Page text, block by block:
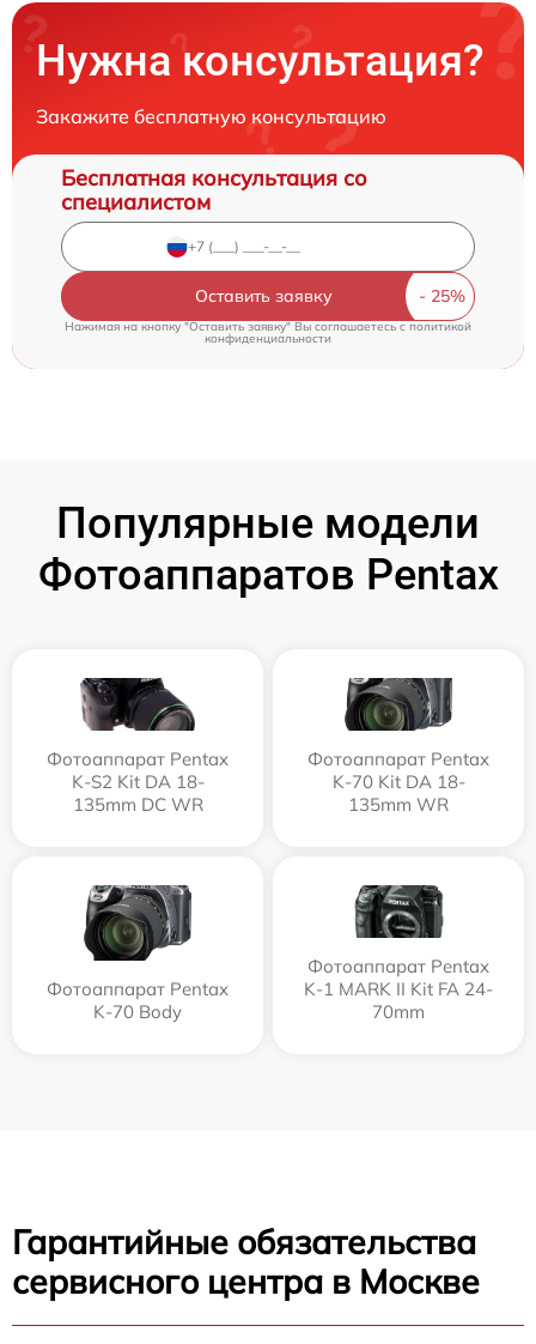
Нужна консультация?
Закажите бесплатную консультацию
Бесплатная консультация со
специалистом
Оставить заявку
Нажимая на кнопку "Оставить заявку" Вы соглашаетесь cполитикой
конфиденциальности
Популярные модели
Фотоаппаратов Pentax
Фотоаппарат Pentax
K-S2 Kit DA 18-
135mm DC WR
Фотоаппарат Pentax
K-70 Kit DA 18-
135mm WR
Фотоаппарат Pentax
K-70 Body
Фотоаппарат Pentax
K-1 MARK II Kit FA 24-
70mm
Гарантийные обязательства
сервисного центра в Москве